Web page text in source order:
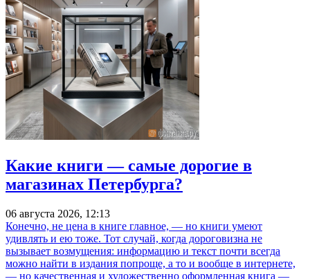
Какие книги — самые дорогие в
магазинах Петербурга?
06 августа 2026, 12:13
Конечно, не цена в книге главное, — но книги умеют
удивлять и ею тоже. Тот случай, когда дороговизна не
вызывает возмущения: информацию и текст почти всегда
можно найти в издания попроще, а то и вообще в интернете,
— но качественная и художественно оформленная книга —